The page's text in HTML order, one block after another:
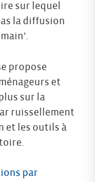
sur lequel
la diffusion
propose
et
sur la
ruissellement
et les outils à
par